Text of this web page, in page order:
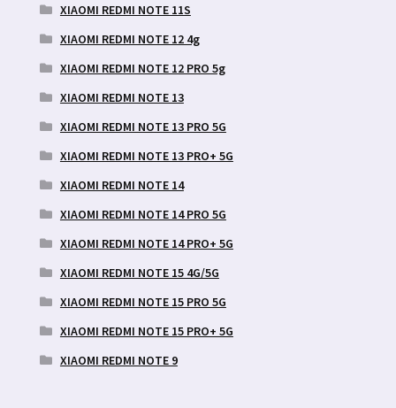
XIAOMI REDMI NOTE 11S
XIAOMI REDMI NOTE 12 4g
XIAOMI REDMI NOTE 12 PRO 5g
XIAOMI REDMI NOTE 13
XIAOMI REDMI NOTE 13 PRO 5G
XIAOMI REDMI NOTE 13 PRO+ 5G
XIAOMI REDMI NOTE 14
XIAOMI REDMI NOTE 14 PRO 5G
XIAOMI REDMI NOTE 14 PRO+ 5G
XIAOMI REDMI NOTE 15 4G/5G
XIAOMI REDMI NOTE 15 PRO 5G
XIAOMI REDMI NOTE 15 PRO+ 5G
XIAOMI REDMI NOTE 9